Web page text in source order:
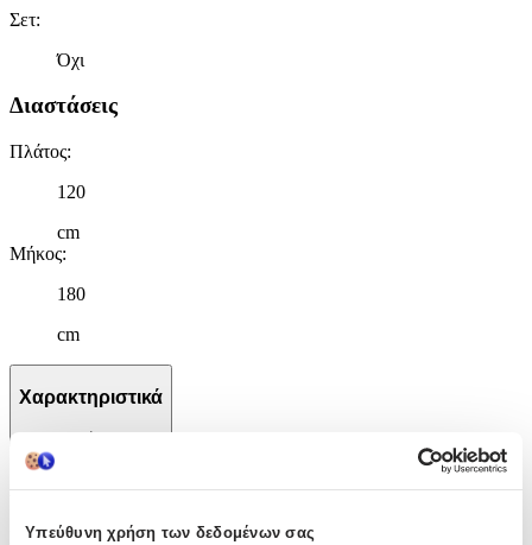
Υπεύθυνη χρήση των δεδομένων σας
Σετ:
Όχι
Διαστάσεις
Πλάτος:
120
cm
Μήκος:
180
cm
Χαρακτηριστικά
+
Χαρακτηριστικά
Κατασκευαστής: